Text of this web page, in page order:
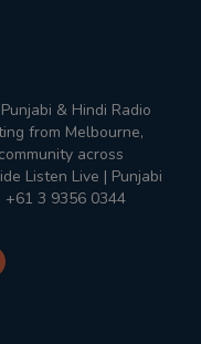
& Hindi Radio
from Melbourne,
across
Listen Live | Punjabi
+61 3 9356 0344